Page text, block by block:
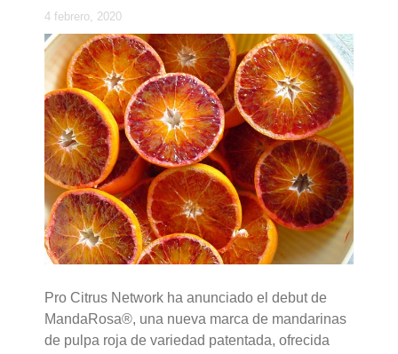
4 febrero, 2020
Pro Citrus Network ha anunciado el debut de
MandaRosa®, una nueva marca de mandarinas
de pulpa roja de variedad patentada, ofrecida